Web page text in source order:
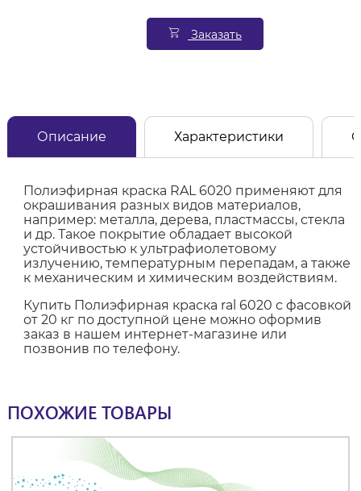
Заказать
Описание Характеристики
Полиэфирная краска RAL 6020 применяют для
окрашивания разных видов материалов,
например: металла, дерева, пластмассы, стекла
и др. Такое покрытие обладает высокой
устойчивостью к ультрафиолетовому
излучению, температурным перепадам, а также
к механическим и химическим воздействиям.
Купить Полиэфирная краска ral 6020 с фасовкой
от 20 кг по доступной цене можно оформив
заказ в нашем интернет-магазине или
позвонив по телефону.
ПОХОЖИЕ ТОВАРЫ